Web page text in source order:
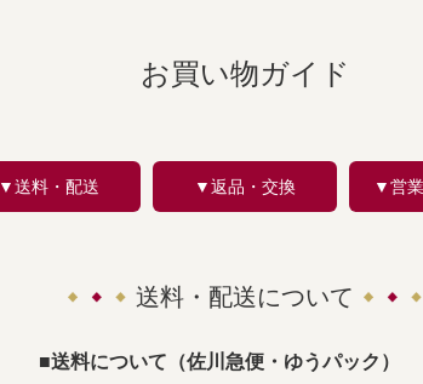
お買い物ガイド
▼送料・配送 ▼返品・交換 ▼営
送料・配送について
■送料について（佐川急便・ゆうパック）